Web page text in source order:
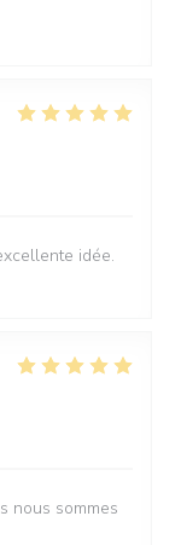
idée.
nous sommes